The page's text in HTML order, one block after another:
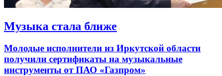
Музыка стала ближе
Молодые исполнители из Иркутской области
получили сертификаты на музыкальные
инструменты от ПАО «Газпром»